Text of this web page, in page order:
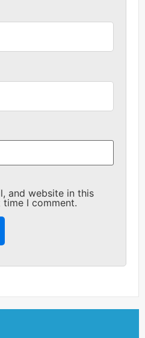
and website in this
I comment.